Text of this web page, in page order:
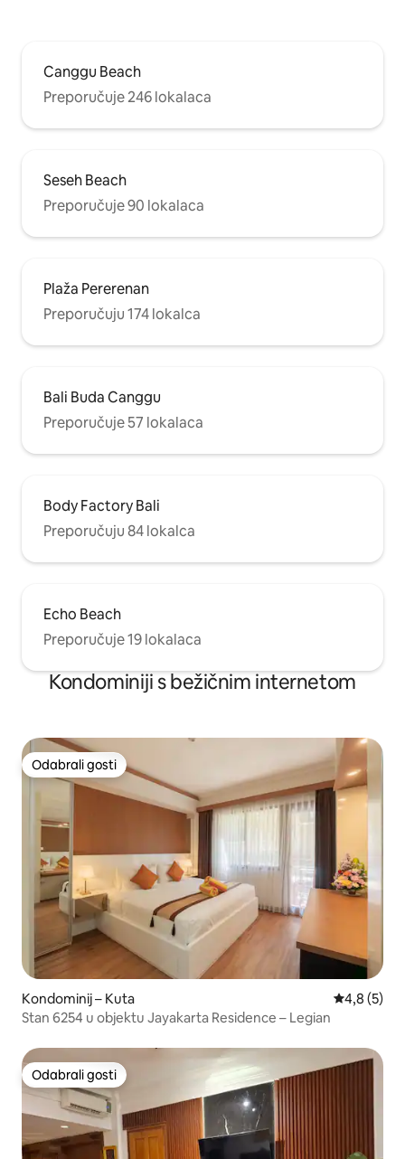
Canggu Beach
Preporučuje 246 lokalaca
Seseh Beach
Preporučuje 90 lokalaca
Plaža Pererenan
Preporučuju 174 lokalca
Bali Buda Canggu
Preporučuje 57 lokalaca
Body Factory Bali
Preporučuju 84 lokalca
Echo Beach
Preporučuje 19 lokalaca
Kondominiji s bežičnim internetom
Odabrali gosti
Odabrali gosti
Kondominij – Kuta Prosječna
4,8 (5)
Stan 6254 u objektu Jayakarta Residence – Legian
Odabrali gosti
Odabrali gosti